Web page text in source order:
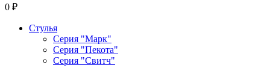
0 ₽
Стулья
Серия "Марк"
Серия "Пекота"
Серия "Свитч"